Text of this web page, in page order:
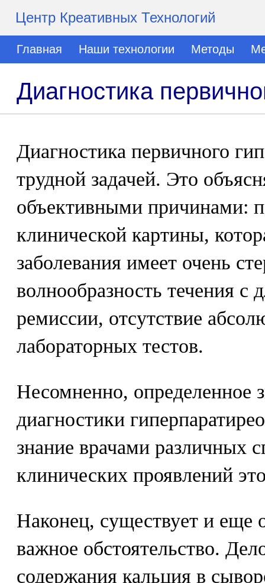
Центр Креативных Технологий
Главная Наши технологии Методы
Диагностика
Диагностика первичного
трудной задачей. Это
объективными причинами:
клинической картины,
заболевания имеет очень
волнообразность течения
ремиссии, отсутствие
лабораторных тестов.
Несомненно, определенное
диагностики
знание врачами различных
клинических проявлений
Наконец, существует и еще
важное обстоятельство.
содержания кальция в